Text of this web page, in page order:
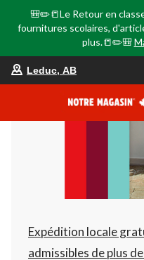
🎒✏️📒Le Retour en
fournitures scolaires,
plus.📒✏️🎒
Leduc, AB
Expédition locale
admissibles de plus